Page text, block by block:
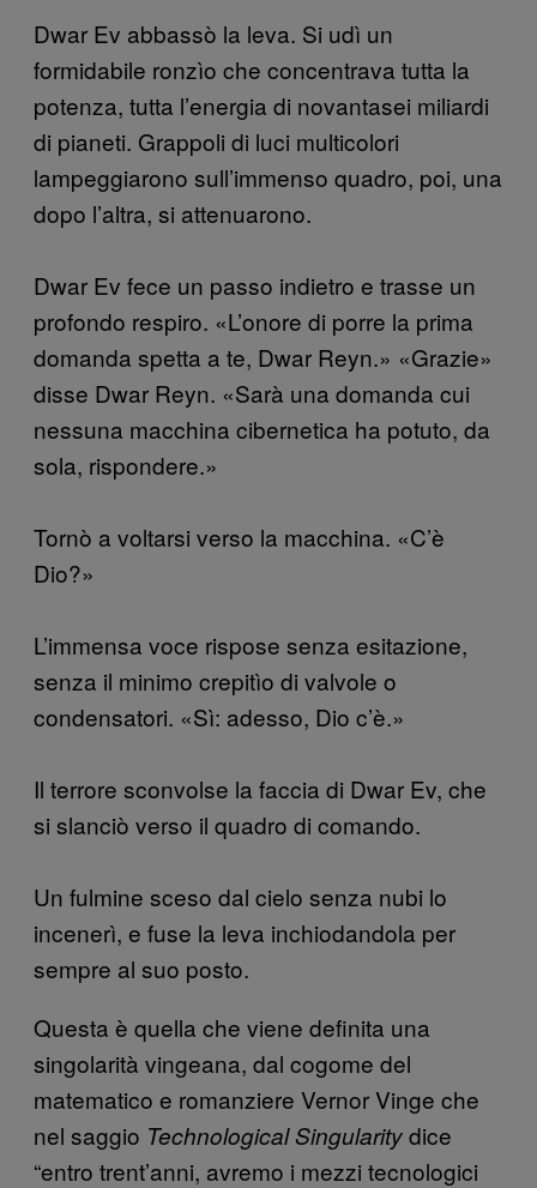
Dwar Ev abbassò la leva. Si udì un
formidabile ronzìo che concentrava tutta la
potenza, tutta l’energia di novantasei miliardi
di pianeti. Grappoli di luci multicolori
lampeggiarono sull’immenso quadro, poi, una
dopo l’altra, si attenuarono.
Dwar Ev fece un passo indietro e trasse un
profondo respiro. «L’onore di porre la prima
domanda spetta a te, Dwar Reyn.» «Grazie»
disse Dwar Reyn. «Sarà una domanda cui
nessuna macchina cibernetica ha potuto, da
sola, rispondere.»
Tornò a voltarsi verso la macchina. «C’è
Dio?»
L’immensa voce rispose senza esitazione,
senza il minimo crepitìo di valvole o
condensatori. «Sì: adesso, Dio c’è.»
Il terrore sconvolse la faccia di Dwar Ev, che
si slanciò verso il quadro di comando.
Un fulmine sceso dal cielo senza nubi lo
incenerì, e fuse la leva inchiodandola per
sempre al suo posto.
Questa è quella che viene definita una
singolarità vingeana, dal cogome del
matematico e romanziere Vernor Vinge che
nel saggio Technological Singularitydice
“entro trent’anni, avremo i mezzi tecnologici